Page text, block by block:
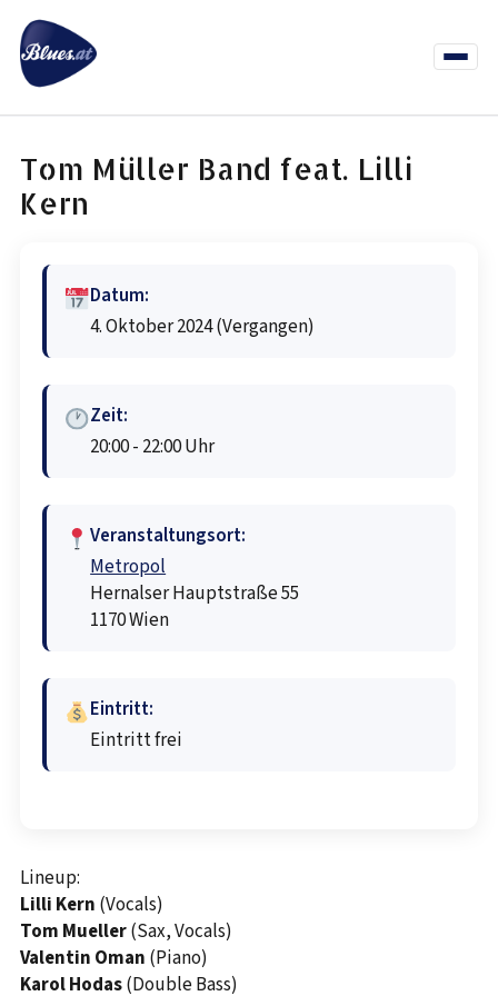
Inhalt
springen
Menü
Tom Müller Band feat. Lilli
Kern
Datum:
4. Oktober 2024(Vergangen)
Zeit:
20:00 - 22:00 Uhr
Veranstaltungsort:
Metropol
Hernalser Hauptstraße 55
1170 Wien
Eintritt:
Eintritt frei
Lineup:
Lilli Kern (Vocals)
Tom Mueller(Sax, Vocals)
Valentin Oman (Piano)
Karol Hodas(Double Bass)